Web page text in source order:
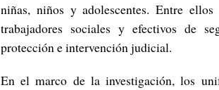
niñas, niños y adolescentes. Entre
trabajadores sociales y efectivos de
protección e intervención judicial.
En el marco de la investigación, los